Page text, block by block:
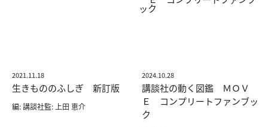
2021.11.18
生きもののふしぎ 新訂版
編: 講談社監: 上田 恵介
2024.10.28
講談社の動く図鑑 ＭＯＶ
Ｅ コンプリートファンブッ
ク